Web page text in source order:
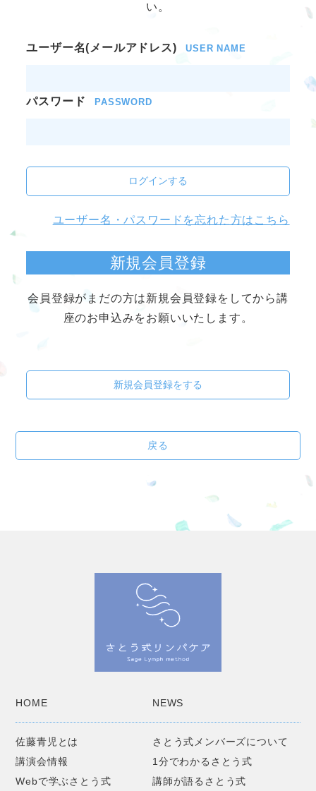
い。
ユーザー名(メールアドレス) USER NAME
パスワード PASSWORD
ログインする
ユーザー名・パスワードを忘れた方はこちら
新規会員登録
会員登録がまだの方は新規会員登録をしてから講
座のお申込みをお願いいたします。
新規会員登録をする
戻る
HOME NEWS
佐藤青児とは
さとう式メンバーズについて
講演会情報
1分でわかるさとう式
Webで学ぶさとう式
講師が語るさとう式